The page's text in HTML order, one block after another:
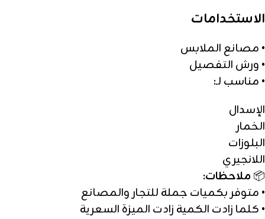
الاستخدامات
• مصانع الملابس
• ورش التفصيل
• مناسب لـ:
الإسدال
الخمار
البلوزات
اللانجيري
📦 ملاحظات:
• متوفر بكميات جملة للتجار والمصانع
• كلما زادت الكمية زادت الميزة السعرية